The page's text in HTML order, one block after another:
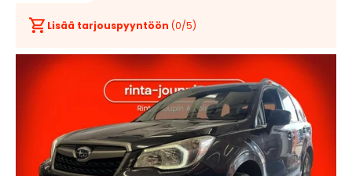
Lisää tarjouspyyntöön (0/5)